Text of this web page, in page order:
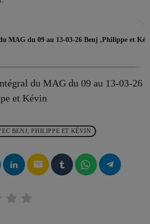
COURS
more_vert
du MAG du 09 au 13-03-26
et Kévin
BENJ, PHILIPPE ET KÉVIN
email